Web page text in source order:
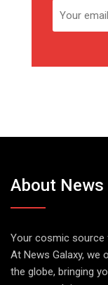
About News
Your cosmic source
At News Galaxy, we
the globe, bringing